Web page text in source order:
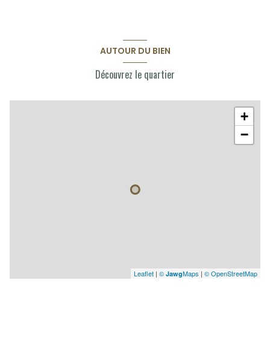
AUTOUR DU BIEN
Découvrez le quartier
+
−
Leaflet | © JawgMaps | © OpenStreetMap